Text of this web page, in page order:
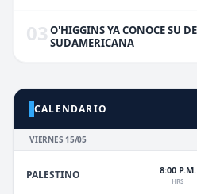
03 O'HIGGINS YA CONOCE SU
SUDAMERICANA
CALENDARIO
VIERNES 15/05
PALESTINO 8:00 P.M.
HRS